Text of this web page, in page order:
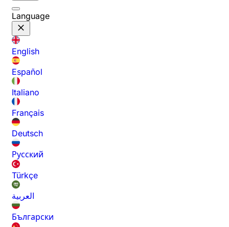
Language
English
Español
Italiano
Français
Deutsch
Русский
Türkçe
العربية
Български